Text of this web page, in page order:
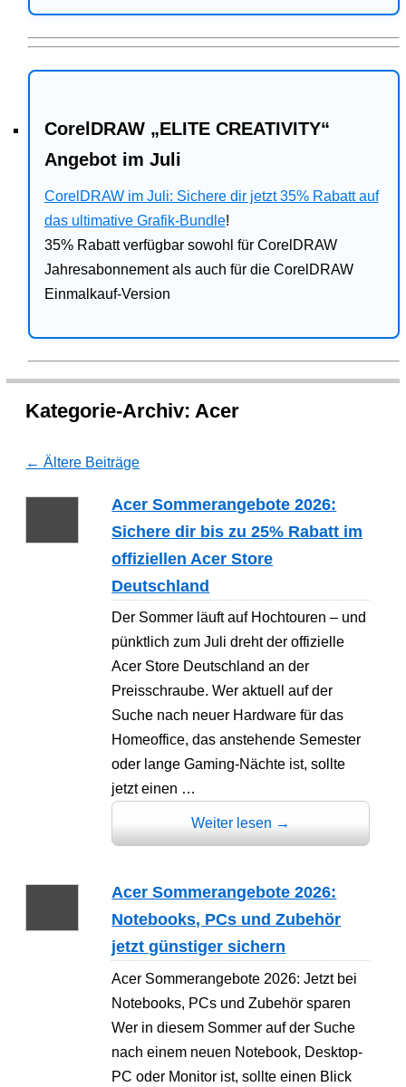
CorelDRAW „ELITE CREATIVITY“
Angebot im Juli
CorelDRAW im Juli: Sichere dir jetzt 35% Rabatt auf
das ultimative Grafik-Bundle!
35% Rabatt verfügbar sowohl für CorelDRAW
Jahresabonnement als auch für die CorelDRAW
Einmalkauf-Version
Kategorie-Archiv:Acer
← Ältere Beiträge
Acer Sommerangebote 2026:
Sichere dir bis zu 25% Rabatt im
offiziellen Acer Store
Deutschland
Der Sommer läuft auf Hochtouren – und
pünktlich zum Juli dreht der offizielle
Acer Store Deutschland an der
Preisschraube. Wer aktuell auf der
Suche nach neuer Hardware für das
Homeoffice, das anstehende Semester
oder lange Gaming-Nächte ist, sollte
jetzt einen …
Weiter lesen →
Acer Sommerangebote 2026:
Notebooks, PCs und Zubehör
jetzt günstiger sichern
Acer Sommerangebote 2026: Jetzt bei
Notebooks, PCs und Zubehör sparen
Wer in diesem Sommer auf der Suche
nach einem neuen Notebook, Desktop-
PC oder Monitor ist, sollte einen Blick